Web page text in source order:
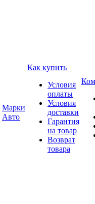
Марки
Авто
Как купить
Условия
оплаты
Условия
доставки
Гарантия
на товар
Возврат
товара